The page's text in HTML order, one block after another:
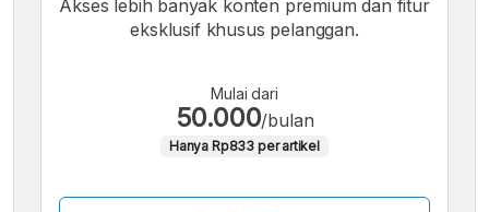
Akses lebih banyak konten premium dan fitur
eksklusif khusus pelanggan.
Mulai dari
50.000/bulan
Hanya Rp833 per artikel